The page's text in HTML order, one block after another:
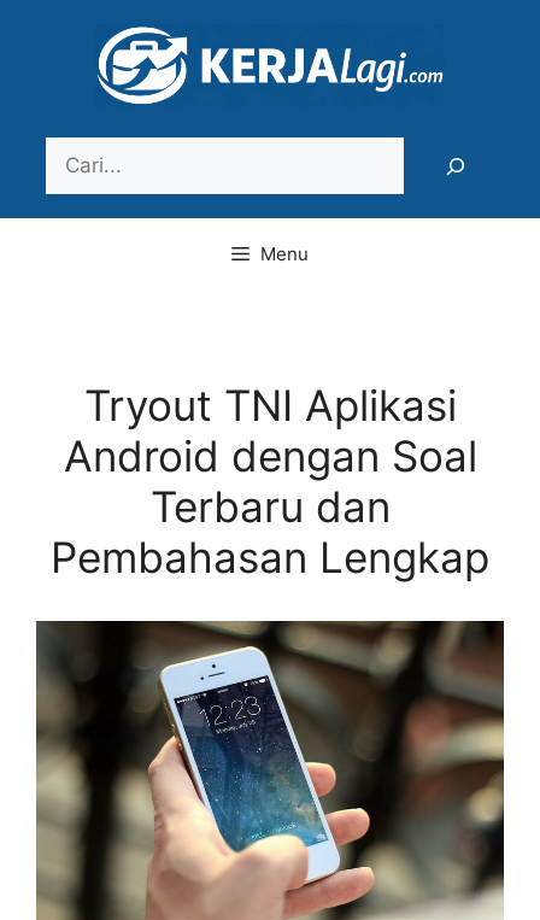
Menu
Tryout TNI Aplikasi
Android dengan Soal
Terbaru dan
Pembahasan Lengkap